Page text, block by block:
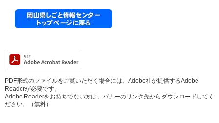
PDF形式のファイルをご覧いただく場合には、Adobe社が提供するAdobe
Readerが必要です。
Adobe Readerをお持ちでない方は、バナーのリンク先からダウンロードしてく
ださい。（無料）